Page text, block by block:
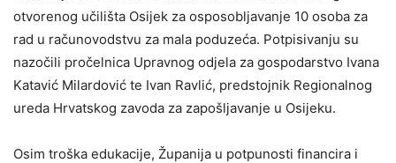
otvorenog učilišta Osijek za osposobljavanje 10 osoba za
rad u računovodstvu za mala poduzeća. Potpisivanju su
nazočili pročelnica Upravnog odjela za gospodarstvo Ivana
Katavić Milardović te Ivan Ravlić, predstojnik Regionalnog
ureda Hrvatskog zavoda za zapošljavanje u Osijeku.
Osim troška edukacije, Županija u potpunosti financira i